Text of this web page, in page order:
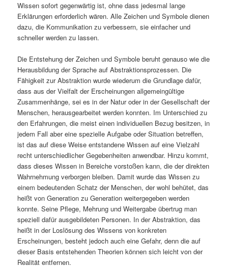
Wissen sofort gegenwärtig ist, ohne dass jedesmal lange
Erklärungen erforderlich wären. Alle Zeichen und Symbole dienen
dazu, die Kommunikation zu verbessern, sie einfacher und
schneller werden zu lassen.
Die Entstehung der Zeichen und Symbole beruht genauso wie die
Herausbildung der Sprache auf Abstraktionsprozessen. Die
Fähigkeit zur Abstraktion wurde wiederum die Grundlage dafür,
dass aus der Vielfalt der Erscheinungen allgemeingültige
Zusammenhänge, sei es in der Natur oder in der Gesellschaft der
Menschen, herausgearbeitet werden konnten. Im Unterschied zu
den Erfahrungen, die meist einen individuellen Bezug besitzen, in
jedem Fall aber eine spezielle Aufgabe oder Situation betreffen,
ist das auf diese Weise entstandene Wissen auf eine Vielzahl
recht unterschiedlicher Gegebenheiten anwendbar. Hinzu kommt,
dass dieses Wissen in Bereiche vorstoßen kann, die der direkten
Wahrnehmung verborgen bleiben. Damit wurde das Wissen zu
einem bedeutenden Schatz der Menschen, der wohl behütet, das
heißt von Generation zu Generation weitergegeben werden
konnte. Seine Pflege, Mehrung und Weitergabe übertrug man
speziell dafür ausgebildeten Personen. In der Abstraktion, das
heißt in der Loslösung des Wissens von konkreten
Erscheinungen, besteht jedoch auch eine Gefahr, denn die auf
dieser Basis entstehenden Theorien können sich leicht von der
Realität entfernen.